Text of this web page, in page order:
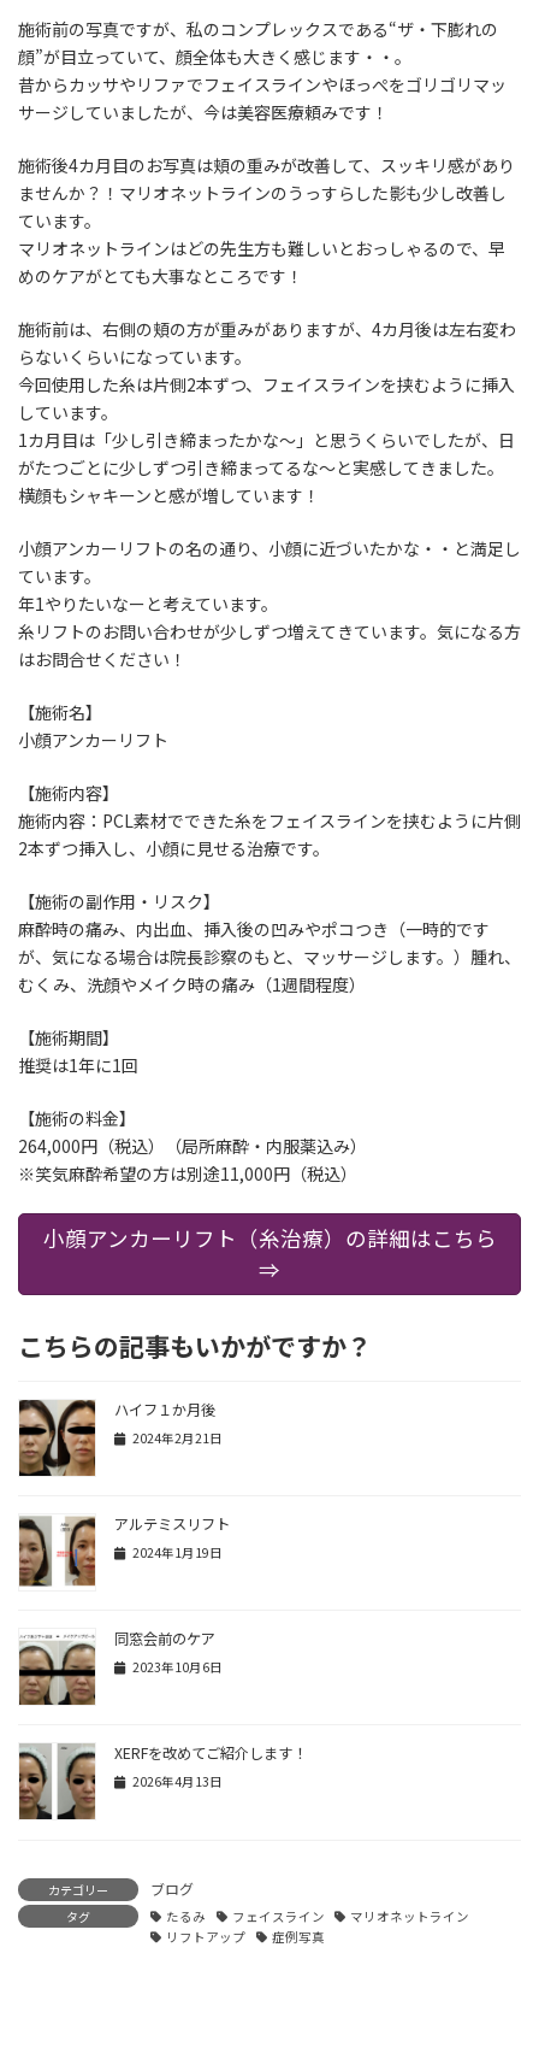
施術前の写真ですが、私のコンプレックスである“ザ・下膨れの
顔”が目立っていて、顔全体も大きく感じます・・。
昔からカッサやリファでフェイスラインやほっぺをゴリゴリマッ
サージしていましたが、今は美容医療頼みです！
施術後4カ月目のお写真は頬の重みが改善して、 スッキリ感があり
ませんか？！マリオネットラインのうっすらした影も少し改善し
ています。
マリオネットラインはどの先生方も難しいとおっしゃるので、 早
めのケアがとても大事なところです！
施術前は、右側の頬の方が重みがありますが、4カ月後は左右変わ
らないくらいになっています。
今回使用した糸は片側2本ずつ、フェイスラインを挟むように挿入
しています。
1カ月目は「少し引き締まったかな～ 」と思うくらいでしたが、日
がたつごとに少しずつ引き締まってるな～と実感してきました。
横顔もシャキーンと感が増しています！
小顔アンカーリフトの名の通り、小顔に近づいたかな・・と満足し
ています。
年1やりたいなーと考えています。
糸リフトのお問い合わせが少しずつ増えてきています。気になる方
はお問合せください！
【施術名】
小顔アンカーリフト
【施術内容】
施術内容：PCL素材でできた糸をフェイスラインを挟むように片側
2本ずつ挿入し、小顔に見せる治療です。
【施術の副作用・リスク】
麻酔時の痛み、内出血、挿入後の凹みやポコつき（一時的です
が、気になる場合は院長診察のもと、マッサージします。）腫れ、
むくみ、洗顔やメイク時の痛み（1週間程度）
【施術期間】
推奨は1年に1回
【施術の料金】
264,000円（税込）（局所麻酔・内服薬込み）
※笑気麻酔希望の方は別途11,000円（税込）
小顔アンカーリフト（糸治療）の詳細はこちら
⇒
こちらの記事もいかがですか？
ハイフ１か月後
2024年2月21日
アルテミスリフト
2024年1月19日
同窓会前のケア
2023年10月6日
XERFを改めてご紹介します！
2026年4月13日
カテゴリー ブログ
タグ たるみ フェイスライン
マリオネットライン
リフトアップ
症例写真